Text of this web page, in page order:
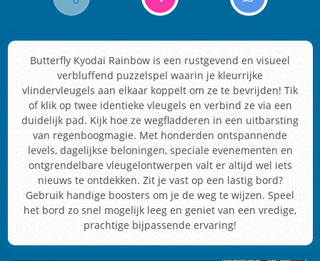
Butterfly Kyodai Rainbow is een rustgevend en visueel
verbluffend puzzelspel waarin je kleurrijke
vlindervleugels aan elkaar koppelt om ze te bevrijden! Tik
of klik op twee identieke vleugels en verbind ze via een
duidelijk pad. Kijk hoe ze wegfladderen in een uitbarsting
van regenboogmagie. Met honderden ontspannende
levels, dagelijkse beloningen, speciale evenementen en
ontgrendelbare vleugelontwerpen valt er altijd wel iets
nieuws te ontdekken. Zit je vast op een lastig bord?
Gebruik handige boosters om je de weg te wijzen. Speel
het bord zo snel mogelijk leeg en geniet van een vredige,
prachtige bijpassende ervaring!